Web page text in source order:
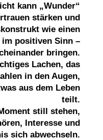
kann „Wunder“
stärken und
wie einen
positiven Sinn –
bringen.
Lachen, das
in den Augen,
aus dem Leben
teilt.
still stehen,
Interesse und
sich abwechseln.